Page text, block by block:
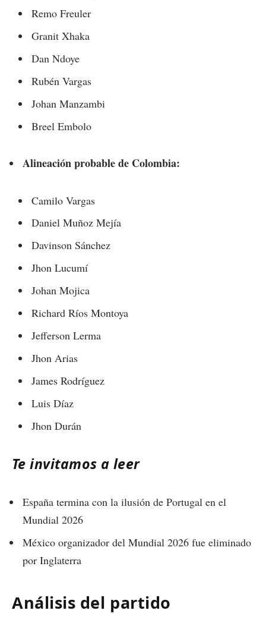
Remo Freuler
Granit Xhaka
Dan Ndoye
Rubén Vargas
Johan Manzambi
Breel Embolo
Alineación probable de Colombia:
Camilo Vargas
Daniel Muñoz Mejía
Davinson Sánchez
Jhon Lucumí
Johan Mojica
Richard Ríos Montoya
Jefferson Lerma
Jhon Arias
James Rodríguez
Luis Díaz
Jhon Durán
Te invitamos a leer
España termina con la ilusión de Portugal en el
Mundial 2026
México organizador del Mundial 2026 fue eliminado
por Inglaterra
Análisis del partido